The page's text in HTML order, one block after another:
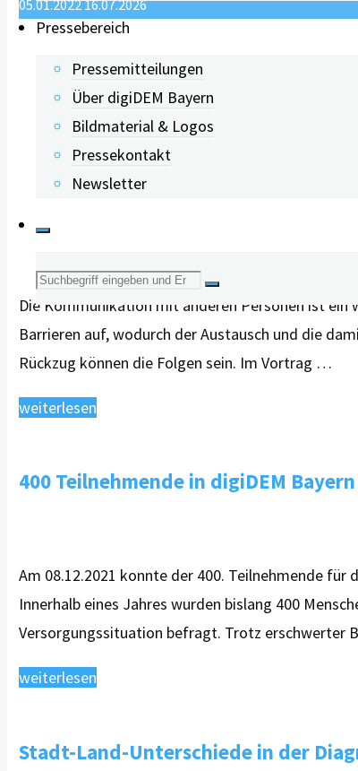
Pressebereich
Pressemitteilungen
Über digiDEM Bayern
Bildmaterial & Logos
Pressekontakt
Newsletter
Suche
nach:
05.01.202216.07.2026
Die Kommunikation mit anderen Personen ist
Barrieren auf, wodurch der Austausch und die
Rückzug können die Folgen sein. Im Vortrag …
weiterlesen
Menschen
–
Allgemeine
Hinweise
und
Umgang
Problemsituationen
400 Teilnehmende in digiDEM
Am 08.12.2021 konnte der 400. Teilnehmende
Innerhalb eines Jahres wurden bislang 400
Versorgungssituation befragt. Trotz erschwerter
weiterlesen
digiDEM
Stadt-Land-Unterschiede in der